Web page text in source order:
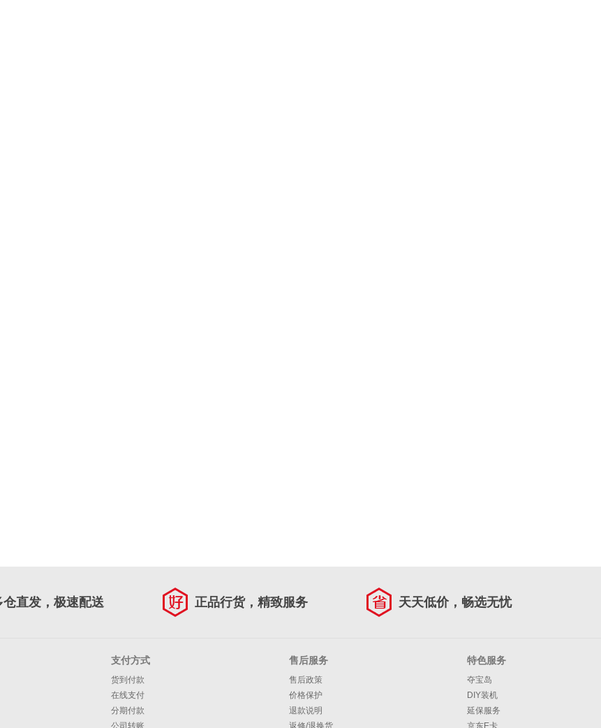
仓直发，极速配送 正品行货，精致服务 天天低价，畅选无忧
支付方式
货到付款
在线支付
分期付款
公司转账
售后服务
售后政策
价格保护
退款说明
返修/退换货
特色服务
夺宝岛
DIY装机
延保服务
京东E卡